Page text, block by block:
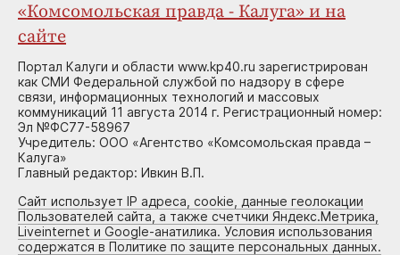
«Комсомольская правда - Калуга» и на
сайте
Портал Калуги и области www.kp40.ru зарегистрирован
как СМИ Федеральной службой по надзору в сфере
связи, информационных технологий и массовых
коммуникаций 11 августа 2014 г. Регистрационный номер:
Эл №ФС77-58967
Учредитель: ООО «Агентство «Комсомольская правда –
Калуга»
Главный редактор: Ивкин В.П.
Сайт использует IP адреса, cookie, данные геолокации
Пользователей сайта, а также счетчики Яндекс.Метрика,
Liveinternet и Google-анатилика. Условия использования
содержатся в Политике по защите персональных данных.